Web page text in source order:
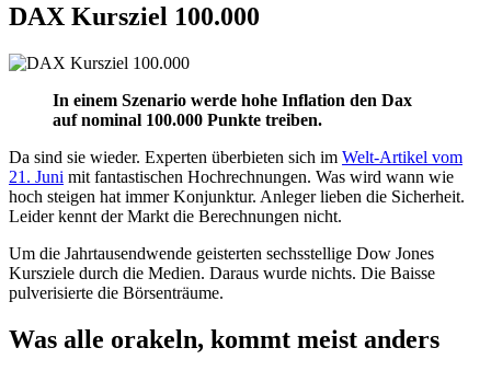
DAX Kursziel 100.000
In einem Szenario werde hohe Inflation den Dax
auf nominal 100.000 Punkte treiben.
Da sind sie wieder. Experten überbieten sich im Welt-Artikel vom
21. Juni mit fantastischen Hochrechnungen. Was wird wann wie
hoch steigen hat immer Konjunktur. Anleger lieben die Sicherheit.
Leider kennt der Markt die Berechnungen nicht.
Um die Jahrtausendwende geisterten sechsstellige Dow Jones
Kursziele durch die Medien. Daraus wurde nichts. Die Baisse
pulverisierte die Börsenträume.
Was alle orakeln, kommt meist anders